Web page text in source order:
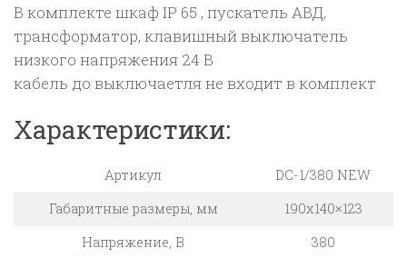
В комплекте шкаф IP 65 , пускатель АВД,
трансформатор, клавишный выключатель
низкого напряжения 24 В
кабель до выключаетля не входит в комплект
Характеристики:
Артикул
DC-1/380 NEW
Габаритные размеры, мм
190х140×123
Напряжение, В
380